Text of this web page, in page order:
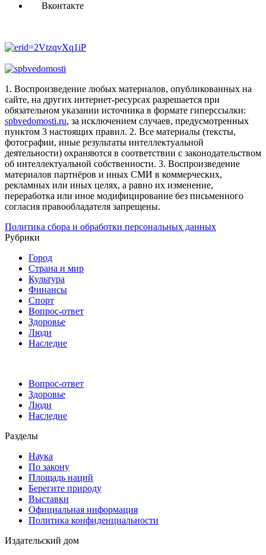
Вконтакте
1. Воспроизведение любых материалов, опубликованных на
сайте, на других интернет-ресурсах разрешается при
обязательном указании источника в формате гиперссылки:
spbvedomosti.ru, за исключением случаев, предусмотренных
пунктом 3 настоящих правил. 2. Все материалы (тексты,
фотографии, иные результаты интеллектуальной
деятельности) охраняются в соответствии с законодательством
об интеллектуальной собственности. 3. Воспроизведение
материалов партнёров и иных СМИ в коммерческих,
рекламных или иных целях, а равно их изменение,
переработка или иное модифицирование без письменного
согласия правообладателя запрещены.
Политика сбора и обработки персональных данных
Рубрики
Город
Страна и мир
Культура
Финансы
Спорт
Вопрос-ответ
Здоровье
Люди
Наследие
Вопрос-ответ
Здоровье
Люди
Наследие
Разделы
Наука
По закону
Площадь наций
Берегите природу
Выставки
Официальная информация
Политика конфиденциальности
Издательский дом